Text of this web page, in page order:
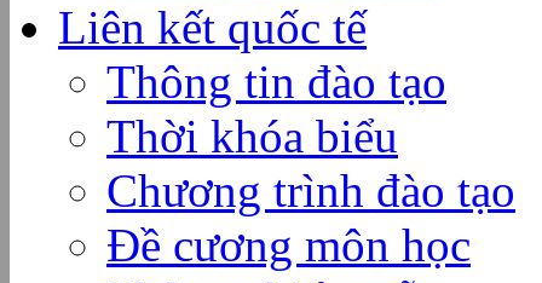
Liên kết quốc tế
Thông tin đào tạo
Thời khóa biểu
Chương trình đào tạo
Đề cương môn học